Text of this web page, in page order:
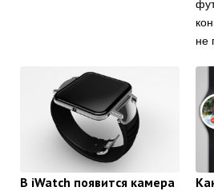
не
В iWatch появится камера